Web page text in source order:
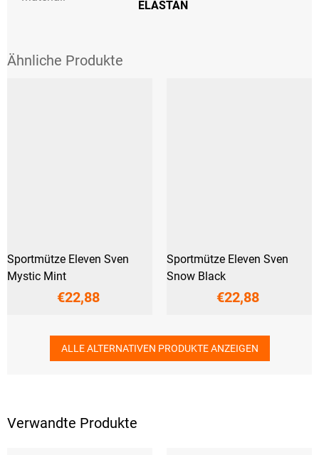
Verwandte Produkte
ELASTAN
Sportmütze Eleven Sven
Mystic Mint
€22,88
Sportmütze Eleven Sven
Snow Black
€22,88
ALLE ALTERNATIVEN PRODUKTE ANZEIGEN